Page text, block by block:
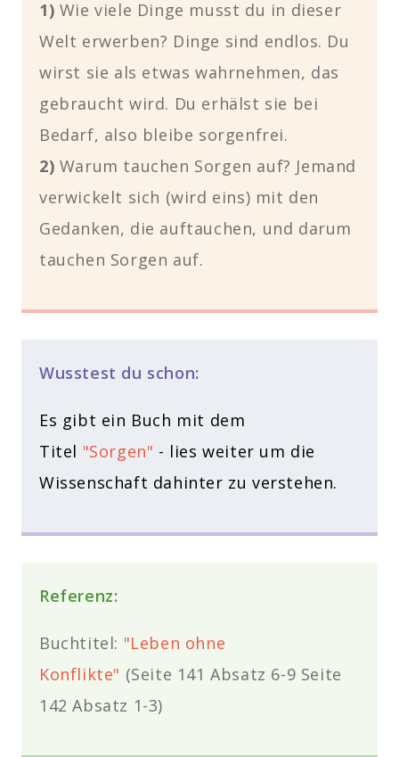
1) Wie viele Dinge musst du in dieser
Welt erwerben? Dinge sind endlos. Du
wirst sie als etwas wahrnehmen, das
gebraucht wird. Du erhälst sie bei
Bedarf, also bleibe sorgenfrei.
2) Warum tauchen Sorgen auf? Jemand
verwickelt sich (wird eins) mit den
Gedanken, die auftauchen, und darum
tauchen Sorgen auf.
Wusstest du schon:
Es gibt ein Buch mit dem
Titel "Sorgen" - lies weiter um die
Wissenschaft dahinter zu verstehen.
Referenz:
Buchtitel: "Leben ohne
Konflikte" (Seite 141 Absatz 6-9 Seite
142Absatz 1-3)